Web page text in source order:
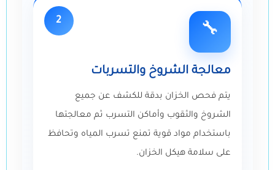
2
🔧
معالجة الشروخ والتسربات
يتم فحص الخزان بدقة للكشف عن جميع
الشروخ والثقوب وأماكن التسرب ثم معالجتها
باستخدام مواد قوية تمنع تسرب المياه وتحافظ
على سلامة هيكل الخزان.